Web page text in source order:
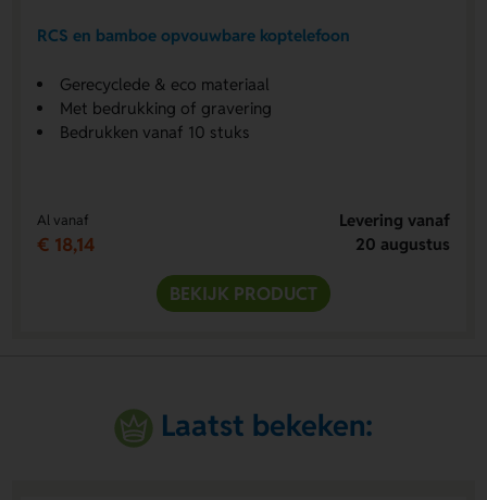
RCS en bamboe opvouwbare koptelefoon
Gerecyclede & eco materiaal
Met bedrukking of gravering
Bedrukken vanaf 10 stuks
Al vanaf
€ 18,14
Levering vanaf
20 augustus
BEKIJK PRODUCT
Laatst bekeken: